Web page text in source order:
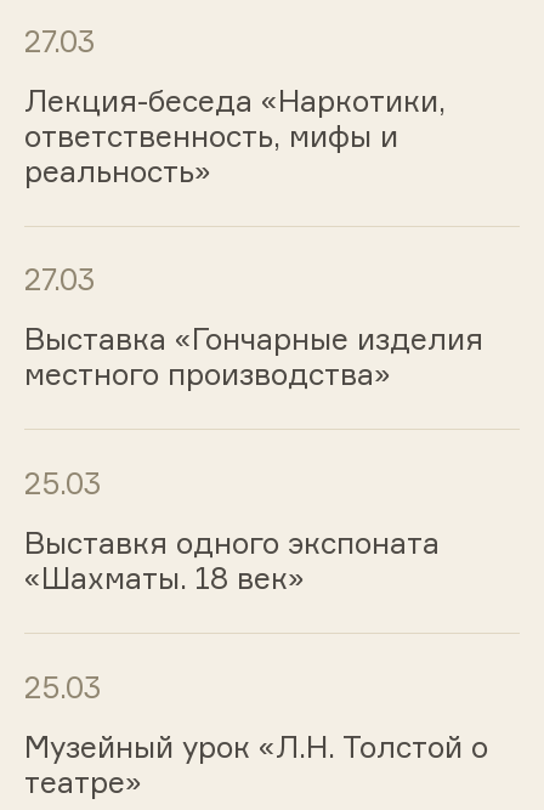
27.03
Лекция-беседа «Наркотики,
ответственность, мифы и
реальность»
27.03
Выставка «Гончарные изделия
местного производства»
25.03
Выставкя одного экспоната
«Шахматы. 18 век»
25.03
Музейный урок «Л.Н. Толстой о
театре»